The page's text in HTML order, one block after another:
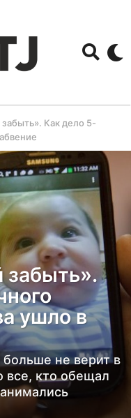
Как дело 5-
забыть».
ушло в
не верит в
все, кто обещал